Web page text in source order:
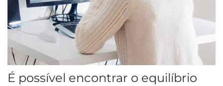
É possível encontrar o equilíbrio